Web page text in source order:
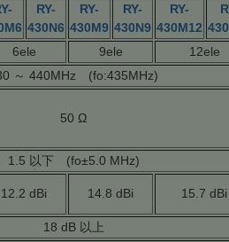
RY-
430N6
RY-
430M9
RY-
430N9
RY-
430M12
6ele 9ele
12ele
～ 440MHz (fo:435MHz)
50 Ω
1.5 以下 (fo±5.0 MHz)
12.2 dBi 14.8 dBi 15.7 dBi
18 dB 以上